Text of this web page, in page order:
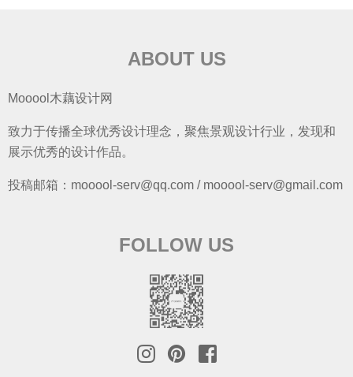
ABOUT US
Mooool木藕设计网
致力于传播全球优秀设计理念，聚焦景观设计行业，发现和
展示优秀的设计作品。
投稿邮箱：mooool-serv@qq.com / mooool-serv@gmail.com
FOLLOW US